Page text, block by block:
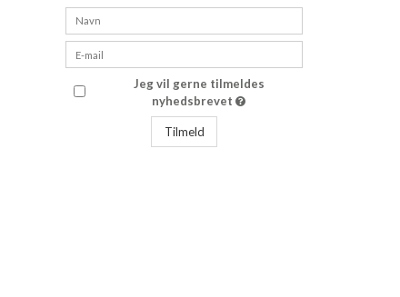
Jeg vil gerne tilmeldes
nyhedsbrevet
Tilmeld